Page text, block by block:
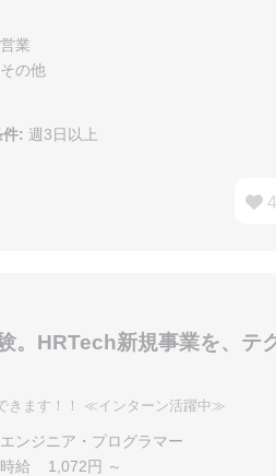
営業
その他
件: 週3日以上
4
。HRTech新規事業を、テ
きます！！ ≪インターン活躍中≫
エンジニア・プログラマー
時給 1,072円 ～